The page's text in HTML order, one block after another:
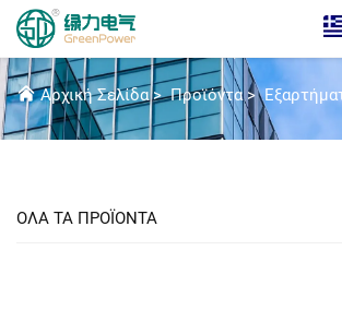
Προϊόντα
ΡΆΦΙ (ΚΑΡΟΤΣΆΚΙ)
Αρχική Σελίδα>Προϊόντα>Εξαρτήματα
ΟΛΑ ΤΑ ΠΡΟΪΟΝΤΑ